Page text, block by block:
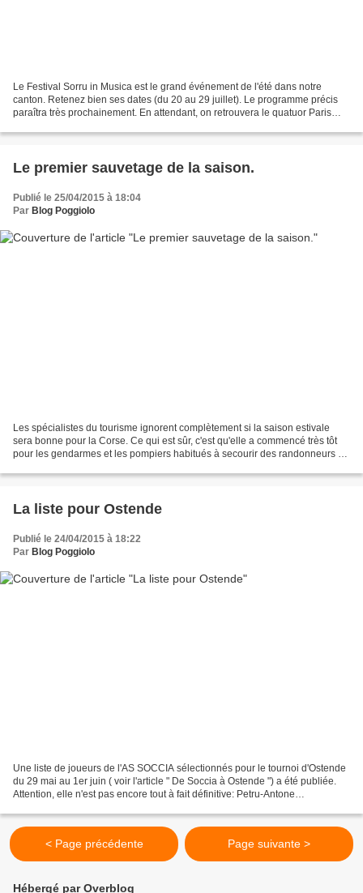
Le Festival Sorru in Musica est le grand événement de l'été dans notre
canton. Retenez bien ses dates (du 20 au 29 juillet). Le programme précis
paraîtra très prochainement. En attendant, on retrouvera le quatuor Paris
Le premier sauvetage de la saison.
Publié le 25/04/2015 à 18:04
Par Blog Poggiolo
Les spécialistes du tourisme ignorent complètement si la saison estivale
sera bonne pour la Corse. Ce qui est sûr, c'est qu'elle a commencé très tôt
pour les gendarmes et les pompiers habitués à secourir des randonneurs en
La liste pour Ostende
Publié le 24/04/2015 à 18:22
Par Blog Poggiolo
Une liste de joueurs de l'AS SOCCIA sélectionnés pour le tournoi d'Ostende
du 29 mai au 1er juin ( voir l'article " De Soccia à Ostende ") a été publiée.
Attention, elle n'est pas encore tout à fait définitive: Petru-Antone
< Page précédente Page suivante >
Hébergé par Overblog